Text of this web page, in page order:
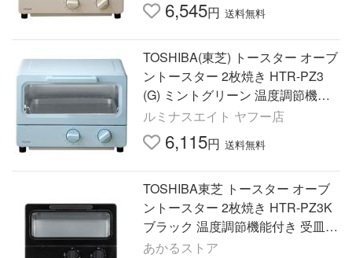
6,545円 送料無料
TOSHIBA(東芝) トースター オーブ
ントースター 2枚焼き HTR-PZ3
(G) ミントグリーン 温度調節機能
付き 受皿付き タイマー15
ルミナスエイト ヤフー店
6,115円 送料無料
TOSHIBA東芝 トースター オーブ
ントースター 2枚焼き HTR-PZ3K
ブラック 温度調節機能付き 受皿付
き タイマー15分
あかるストア